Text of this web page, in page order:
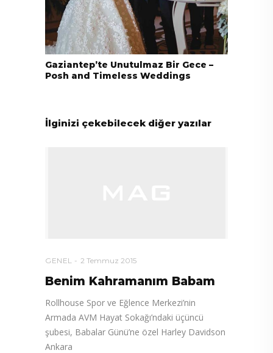
Gaziantep’te Unutulmaz Bir Gece –
Posh and Timeless Weddings
İlginizi çekebilecek diğer yazılar
GENEL 2 Temmuz 2015
Benim Kahramanım Babam
Rollhouse Spor ve Eğlence Merkezi’nin
Armada AVM Hayat Sokağı’ndaki üçüncü
şubesi, Babalar Günü’ne özel Harley Davidson
Ankara